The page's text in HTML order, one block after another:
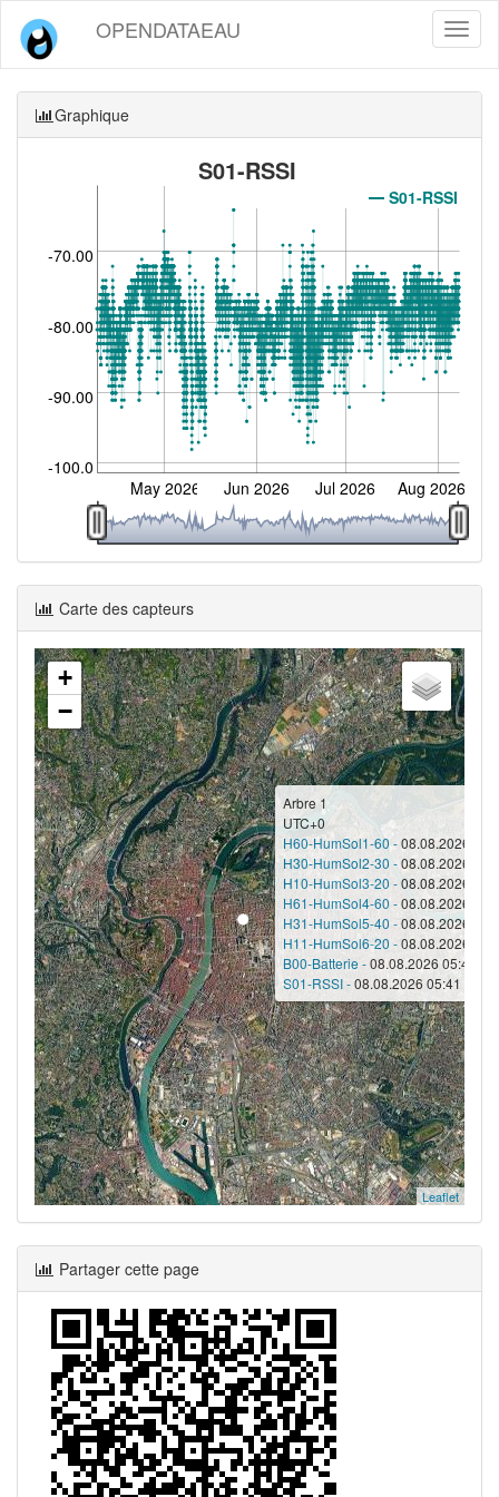
OPENDATAEAU
Graphique
S01-RSSI
S01-RSSI
-100.0
-90.00
-80.00
-70.00
May 2026 Jun 2026 Jul 2026 Aug 2026
Carte des capteurs
Arbre 1
UTC+0
H60-HumSol1-60 -08.08.2026
H30-HumSol2-30 -08.08.2026
H10-HumSol3-20 -08.08.2026
H61-HumSol4-60 -08.08.2026
H31-HumSol5-40 -08.08.2026
H11-HumSol6-20 -08.08.2026
B00-Batterie -08.08.2026 05:41 -
S01-RSSI -08.08.2026 05:41 - -75
+
−
Leaflet
Partager cette page